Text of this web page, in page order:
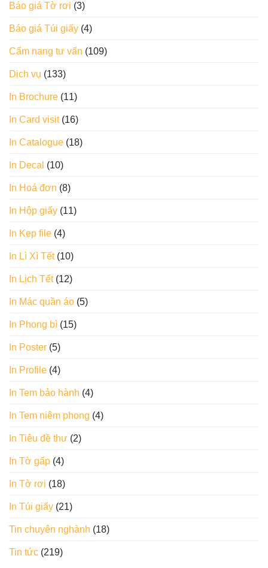
Báo giá Tờ rơi (3)
Báo giá Túi giấy (4)
Cẩm nang tư vấn (109)
Dịch vụ (133)
In Brochure (11)
In Card visit(16)
In Catalogue (18)
In Decal (10)
In Hoá đơn (8)
In Hộp giấy (11)
In Kẹp file (4)
In Lì Xì Tết(10)
In Lịch Tết(12)
In Mác quần áo (5)
In Phong bì (15)
In Poster (5)
In Profile (4)
In Tem bảo hành (4)
In Tem niêm phong (4)
In Tiêu đề thư (2)
In Tờ gấp (4)
In Tờ rơi (18)
In Túi giấy (21)
Tin chuyên nghành (18)
Tin tức (219)